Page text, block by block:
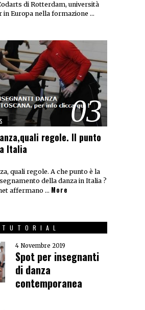
di Rotterdam, università
in Europa nella formazione …
03
regole. Il punto
Italia
quali regole. A che punto è la
della danza in Italia ?
affermano … More
TUTORIAL
4 Novembre 2019
Spot per insegnanti
di danza
contemporanea